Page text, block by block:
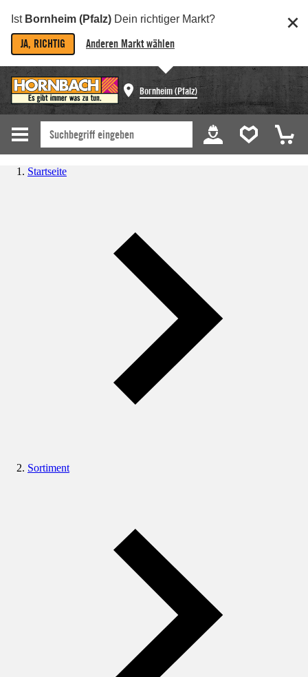
Ist Bornheim (Pfalz) Dein richtiger Markt?
JA, RICHTIG Anderen Markt wählen
Bornheim (Pfalz)
Startseite
Sortiment